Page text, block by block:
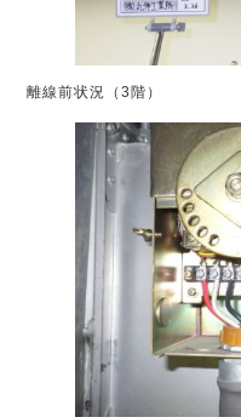
離線前状況（3階）